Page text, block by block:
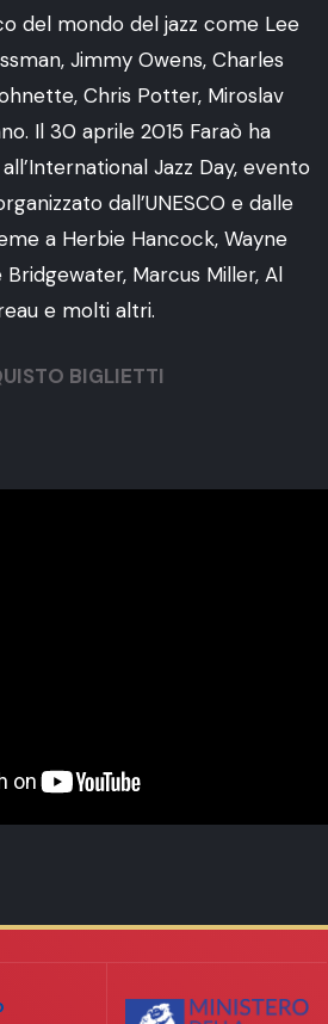
del mondo del jazz come Lee
Jimmy Owens, Charles
Chris Potter, Miroslav
Il 30 aprile 2015 Faraò ha
Jazz Day, evento
dall’UNESCO e dalle
a Herbie Hancock, Wayne
Marcus Miller, Al
e molti altri.
BIGLIETTI